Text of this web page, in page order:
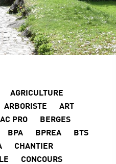
AGRICULTURE
ARBORISTE
ART
PRO
BERGES
BPA BPREA
BTS
CHANTIER
CONCOURS